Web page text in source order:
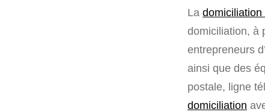
La
domiciliation, à
entrepreneurs
ainsi que des
postale, ligne
domiciliation